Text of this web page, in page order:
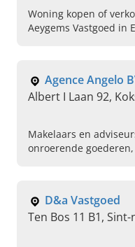
Woning kopen of
Aeygems Vastgoed in
Agence Angelo
Albert I Laan 92,
Makelaars en
onroerende
D&a Vastgoed
Ten Bos 11 B1, Sint-